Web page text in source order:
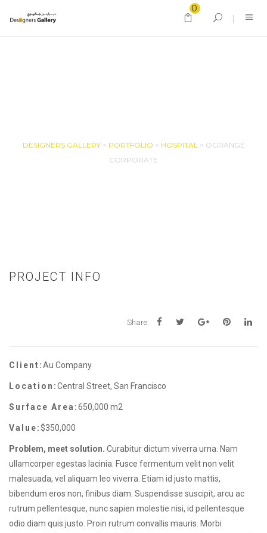
0
DESIGNERS GALLERY> PORTFOLIO > HOSPITAL > OGRANGE
CORPORATE
PROJECT INFO
Share:
Client:Au Company
Location:Central Street, San Francisco
Surface Area:650,000 m2
Value:$350,000
Problem, meet solution. Curabitur dictum viverra urna. Nam
ullamcorper egestas lacinia. Fusce fermentum velit non velit
malesuada, vel aliquam leo viverra. Etiam id justo mattis,
bibendum eros non, finibus diam. Suspendisse suscipit, arcu ac
rutrum pellentesque, nunc sapien molestie nisi, id pellentesque
odio diam quis justo. Proin rutrum convallis mauris. Morbi